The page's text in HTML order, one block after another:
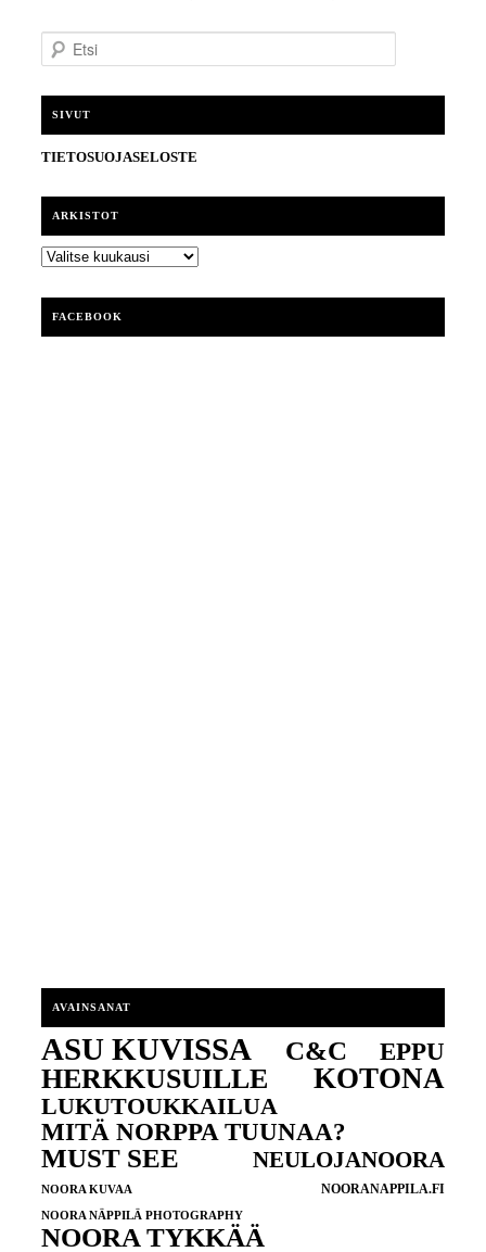
t
SIVUT
TIETOSUOJASELOSTE
ARKISTOT
ARKISTOT
FACEBOOK
AVAINSANAT
ASU KUVISSA C&C EPPU
HERKKUSUILLE KOTONA
LUKUTOUKKAILUA
MITÄ NORPPA TUUNAA?
MUST SEE NEULOJANOORA
NOORA KUVAA NOORANAPPILA.FI
NOORA NÄPPILÄ PHOTOGRAPHY
NOORA TYKKÄÄ